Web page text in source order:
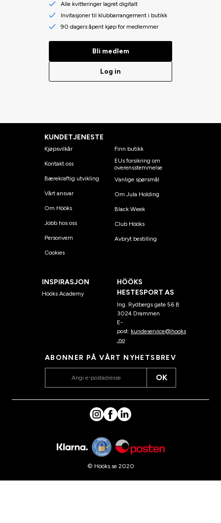
Alle kvitteringer lagret digitalt
Invitasjoner til klubbarrangement i butikk
90 dagers åpent kjøp for medlemmer
Bli medlem
Log in
KUNDETJENESTE
Kjøpsvilkår
Kontakt oss
Bærekraftig utvikling
Vårt ansvar
Om Hööks
Jobb hos oss
Personvern
Cookies
Finn butikk
EUs forsikring om
overensstemmelse
Vanlige spørsmål
Om Jula Holding
Black Week
Club Hööks
Avbryt bestilling
INSPIRASJON
Hööks Academy
HÖÖKS
HESTESPORT AS
Ing. Rydbergs gate 56 B
3024 Drammen
E-
post: kundeservice@hooks
.no
ABONNER PÅ VÅRT NYHETSBREV
OK
© Hööks.se 2020